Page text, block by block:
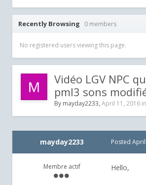
Recently Browsing 0 members
No registered users viewing this page.
Vidéo LGV NPC
pml3 sons
By mayday2233, April 11, 2016 in
mayday2233
Membre actif
Posted
Hello,